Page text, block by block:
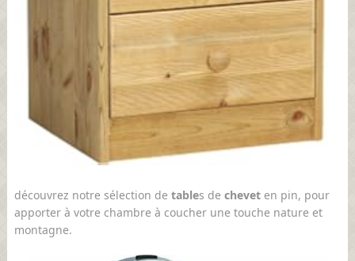
découvrez notre sélection de tables de cheveten pin, pour
apporter à votre chambre à coucher une touche nature et
montagne.